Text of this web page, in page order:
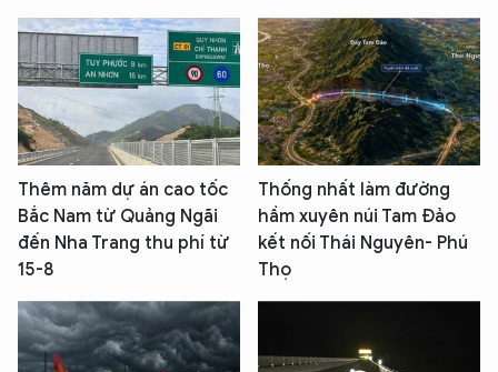
Thêm năm dự án cao tốc
Bắc Nam từ Quảng Ngãi
đến Nha Trang thu phí từ
15-8
Thống nhất làm đường
hầm xuyên núi Tam Đảo
kết nối Thái Nguyên- Phú
Thọ